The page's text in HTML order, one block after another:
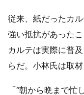
従来、紙だったカ
強い抵抗があった
カルテは実際に普
らだ。小林氏は取
「“朝から晩まで忙